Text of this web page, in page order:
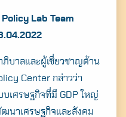
Lab Team
บาลและผู้เชี่ยวชาญด้าน
Center กล่าวว่า
บเศรษฐกิจที่มี GDP ใหญ่
นาเศรษฐกิจและสังคม